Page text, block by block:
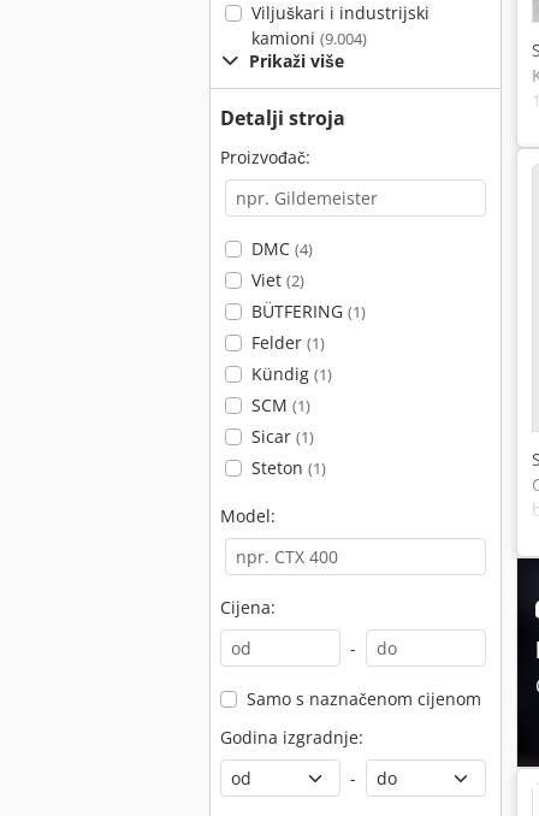
Viljuškari i industrijski
kamioni (9.004)
Prikaži više
Detalji stroja
Proizvođač:
DMC (4)
Viet (2)
BÜTFERING (1)
Felder (1)
Kündig (1)
SCM (1)
Sicar (1)
Steton (1)
Model:
Cijena:
-
Samo s naznačenom cijenom
Godina izgradnje:
-